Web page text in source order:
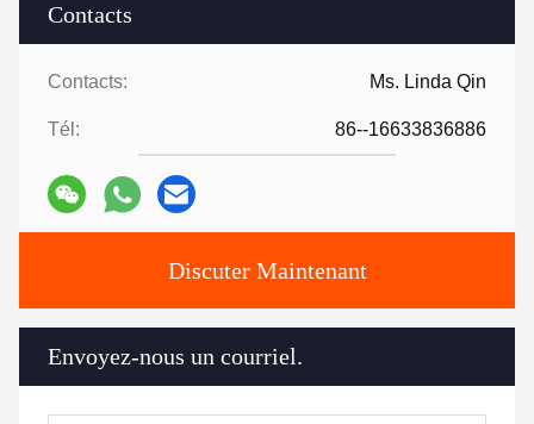
Contacts
Contacts: Ms. Linda Qin
Tél: 86--16633836886
Discuter Maintenant
Envoyez-nous un courriel.